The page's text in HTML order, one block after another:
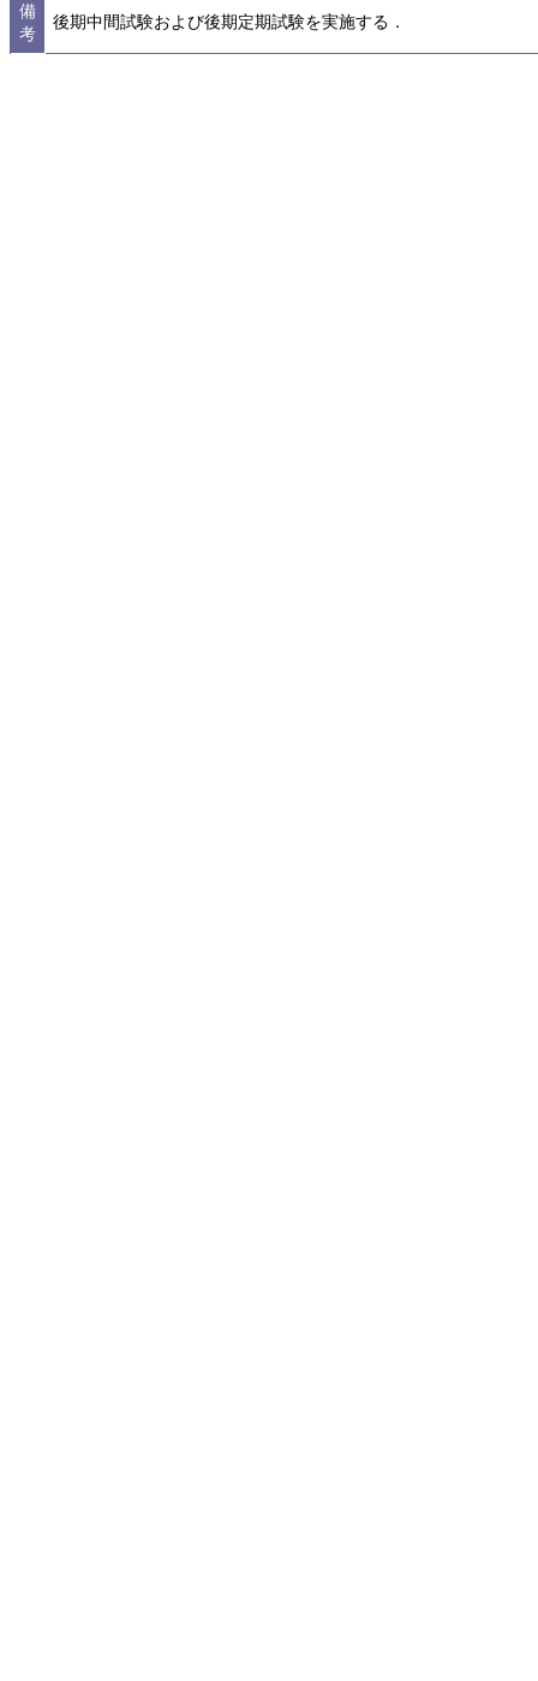
備
考
後期中間試験および後期定期試験を実施する．